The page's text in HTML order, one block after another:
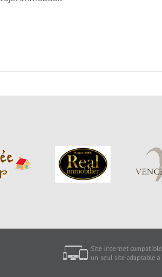
Site internet
un seul site adaptable